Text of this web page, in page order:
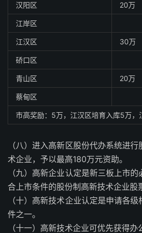
汉阳区 20万
江岸区
江汉区 30万
硚口区
青山区 20万
蔡甸区
市高奖励：5万，江汉区培育入库5万，
（八）进入高新区股份代办系统进
术企业，予以最高180万元资助。
（九）高新企业认定是新三板上市
合上市条件的股份制高新技术企业股
（十）高新技术企业认定是申请各
件之一。
（十一）高新技术企业可优先获得办